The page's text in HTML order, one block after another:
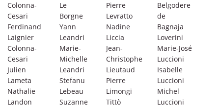
Colonna-
Cesari
Ferdinand
Laignier
Colonna-
Cesari
Julien
Lameta
Nathalie
Landon
Le
Borgne
Yann
Leandri
Marie-
Michelle
Leandri
Stefanu
Lebeau
Suzanne
Pierre
Levratto
Nadine
Liccia
Jean-
Christophe
Lieutaud
Pierre
Limongi
Tittò
Belgodere
de
Bagnaja
Loverini
Marie-José
Luccioni
Isabelle
Luccioni
Michel
Luccioni